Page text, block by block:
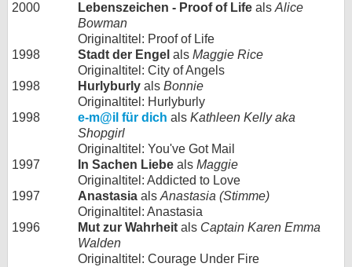
2000
Lebenszeichen - Proof of Life alsAlice
Bowman
Originaltitel: Proof of Life
1998
Stadt der Engel als Maggie Rice
Originaltitel: City of Angels
1998
Hurlyburly als Bonnie
Originaltitel: Hurlyburly
1998
e-m@il für dich als Kathleen Kelly aka
Shopgirl
Originaltitel: You've Got Mail
1997
In Sachen Liebe als Maggie
Originaltitel: Addicted to Love
1997
Anastasia alsAnastasia (Stimme)
Originaltitel: Anastasia
1996
Mut zur Wahrheit als Captain Karen Emma
Walden
Originaltitel: Courage Under Fire